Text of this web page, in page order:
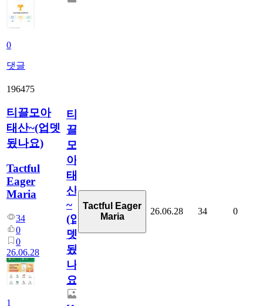
0
댓글
196475
티끌모아
태산~(업뎃
됬나요)
Tactful
Eager
Maria
34
0
0
26.06.28
1
티
끌
모
아
태
산
~
(업
뎃
됬
나
요)
Tactful Eager
Maria
26.06.28 34 0